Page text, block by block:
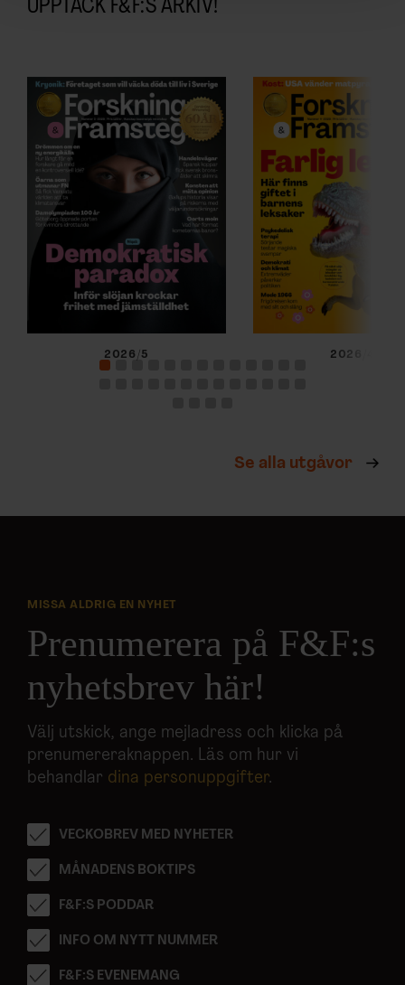
annons- och analysföretag som vi samarbetar med.
Dessa kan i sin tur kombinera informationen med annan
information som du har tillhandahållit eller som de har
samlat in när du har använt deras tjänster.
UPPTÄCK F&F:S ARKIV!
2026/5 2026/4
Se alla utgåvor
MISSA ALDRIG EN NYHET
Prenumerera på F&F:s
nyhetsbrev här!
Välj utskick, ange mejladress och klicka på
prenumereraknappen. Läs om hur vi
behandlar dina personuppgifter.
VECKOBREV MED NYHETER
MÅNADENS BOKTIPS
F&F:S PODDAR
INFO OM NYTT NUMMER
F&F:S EVENEMANG